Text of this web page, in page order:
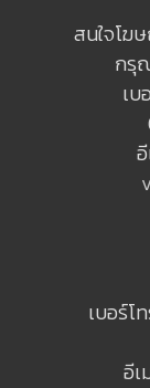
สนใจโฆ
กรุ
เบ
เบอร์
อีเ